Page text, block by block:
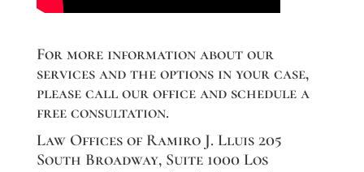
For more information about our
services and the options in your case,
please call our office and schedule a
free consultation.
Law Offices of Ramiro J. Lluis 205
South Broadway, Suite 1000 Los